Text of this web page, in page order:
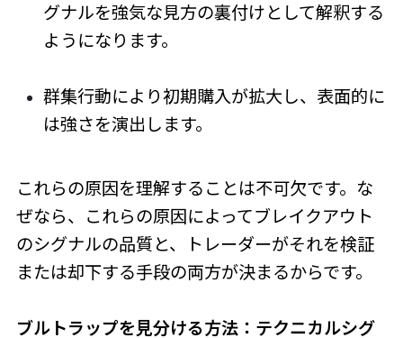
グナルを強気な見方の裏付けとして解釈する
ようになります。
群集行動により初期購入が拡大し、表面的に
は強さを演出します。
これらの原因を理解することは不可欠です。な
ぜなら、これらの原因によってブレイクアウト
のシグナルの品質と、トレーダーがそれを検証
または却下する手段の両方が決まるからです。
ブルトラップを見分ける方法：テクニカルシグ